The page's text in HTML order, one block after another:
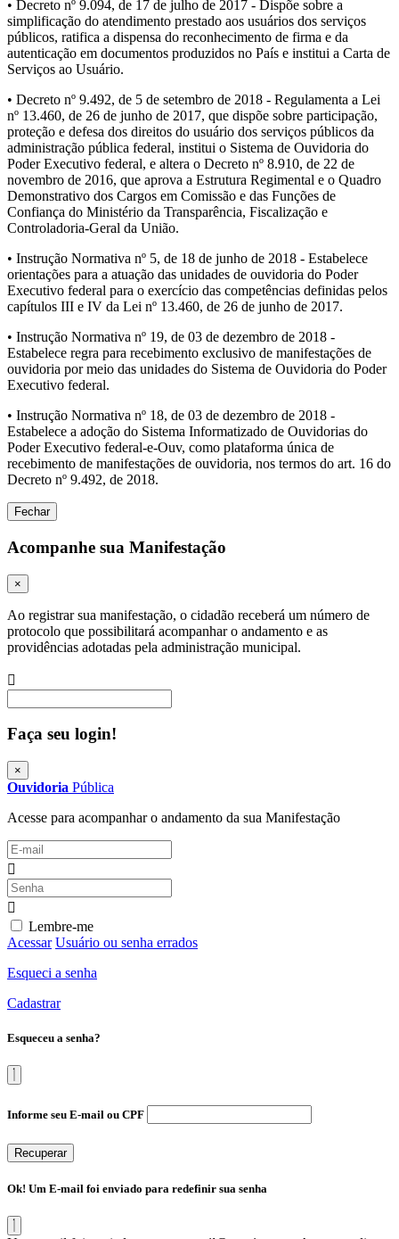
• Decreto nº 9.094, de 17 de julho de 2017 - Dispõe sobre a
simplificação do atendimento prestado aos usuários dos serviços
públicos, ratifica a dispensa do reconhecimento de firma e da
autenticação em documentos produzidos no País e institui a Carta de
Serviços ao Usuário.
• Decreto nº 9.492, de 5 de setembro de 2018 - Regulamenta a Lei
nº 13.460, de 26 de junho de 2017, que dispõe sobre participação,
proteção e defesa dos direitos do usuário dos serviços públicos da
administração pública federal, institui o Sistema de Ouvidoria do
Poder Executivo federal, e altera o Decreto nº 8.910, de 22 de
novembro de 2016, que aprova a Estrutura Regimental e o Quadro
Demonstrativo dos Cargos em Comissão e das Funções de
Confiança do Ministério da Transparência, Fiscalização e
Controladoria-Geral da União.
• Instrução Normativa nº 5, de 18 de junho de 2018 - Estabelece
orientações para a atuação das unidades de ouvidoria do Poder
Executivo federal para o exercício das competências definidas pelos
capítulos III e IV da Lei nº 13.460, de 26 de junho de 2017.
• Instrução Normativa nº 19, de 03 de dezembro de 2018 -
Estabelece regra para recebimento exclusivo de manifestações de
ouvidoria por meio das unidades do Sistema de Ouvidoria do Poder
Executivo federal.
• Instrução Normativa nº 18, de 03 de dezembro de 2018 -
Estabelece a adoção do Sistema Informatizado de Ouvidorias do
Poder Executivo federal-e-Ouv, como plataforma única de
recebimento de manifestações de ouvidoria, nos termos do art. 16 do
Decreto nº 9.492, de 2018.
Fechar
Acompanhe sua Manifestação
×
Ao registrar sua manifestação, o cidadão receberá um número de
protocolo que possibilitará acompanhar o andamento e as
providências adotadas pela administração municipal.
Faça seu login!
×
Ouvidoria Pública
Acesse para acompanhar o andamento da sua Manifestação
Lembre-me
Acessar Usuário ou senha errados
Esqueci a senha
Cadastrar
Esqueceu a senha?
Informe seu E-mail ou CPF
Recuperar
Ok! Um E-mail foi enviado para redefinir sua senha